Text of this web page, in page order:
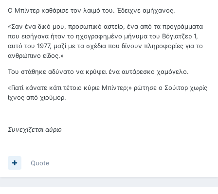
Ο Μπίντερ καθάρισε τον λαιμό του. Έδειχνε αμήχανος.
«Σαν ένα δικό μου, προσωπικό αστείο, ένα από τα προγράμματα
που εισήγαγα ήταν το ηχογραφημένο μήνυμα του Βόγιατζερ 1,
αυτό του 1977, μαζί με τα σχέδια που δίνουν πληροφορίες για το
ανθρώπινο είδος.»
Του στάθηκε αδύνατο να κρύψει ένα αυτάρεσκο χαμόγελο.
«Γιατί κάνατε κάτι τέτοιο κύριε Μπίντερ;» ρώτησε ο Σούιτορ χωρίς
ίχνος από χιούμορ.
Συνεχίζεται αύριο
Quote